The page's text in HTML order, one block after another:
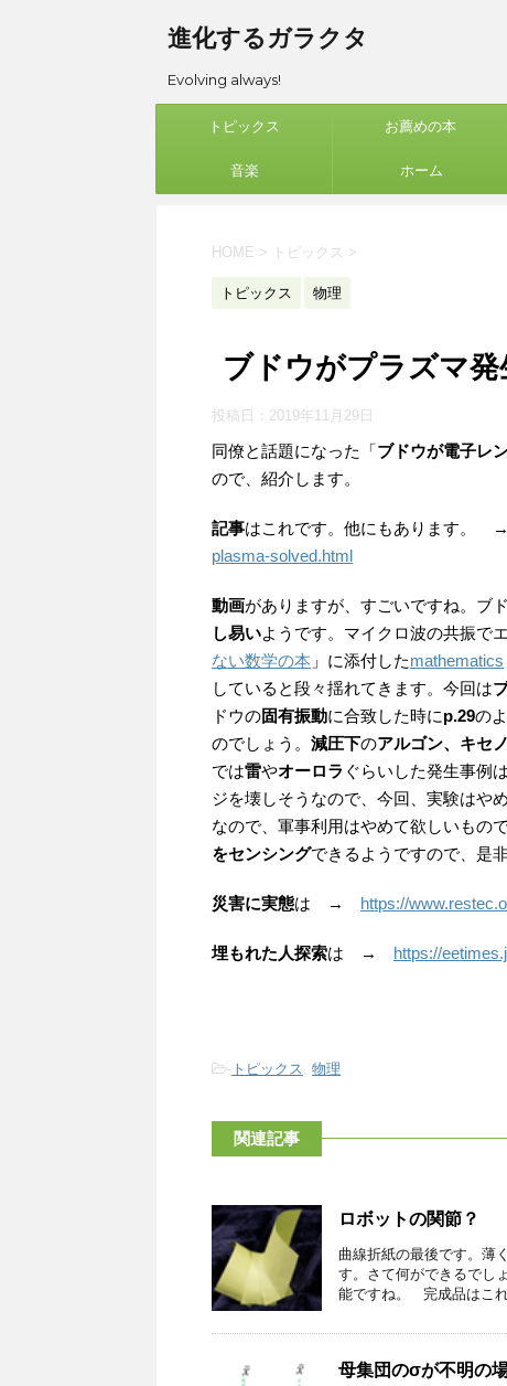
進化するガラクタ
Evolving always!
トピックス お薦めの本
音楽 ホーム
HOME > トピックス >
トピックス 物理
ブドウがプラズマ発
投稿日： 2019年11月29日
同僚と話題になった「ブドウが電子レ
ので、紹介します。
記事はこれです。他にもあります。
plasma-solved.html
動画がありますが、すごいですね。ブ
し易いようです。マイクロ波の共振で
ない数学の本 」に添付したmathematics
していると段々揺れてきます。今回は
ドウの固有振動に合致した時にp.29の
のでしょう。 減圧下のアルゴン、キセ
では雷やオーロラ ぐらいした発生事例
ジを壊しそうなので、今回、実験はや
なので、軍事利用はやめて欲しいもの
をセンシングできるようですので、是
災害に実態は → https://
埋もれた人探索は → https://
- トピックス, 物理
関連記事
ロボットの関節？
曲線折紙の最後です。薄
す。さて何ができるでし
能ですね。 完成品はこ
母集団のσが不明の